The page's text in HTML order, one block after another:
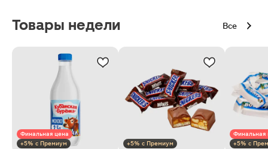
Товары недели Все
Финальная цена
+5% с Премиум
+5% с Премиум
Финальная
+5% с